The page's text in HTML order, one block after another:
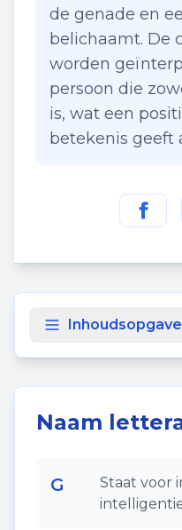
de genade en
belichaamt. De
worden
persoon die
is, wat een
betekenis geeft
Deel
Inhoudsopgave
Naam
G
Staat voor